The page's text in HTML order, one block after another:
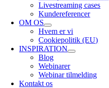
Livestreaming cases
Kundereferencer
OM OS
Hvem er vi
Cookiepolitik (EU)
INSPIRATION
Blog
Webinarer
Webinar tilmelding
Kontakt os